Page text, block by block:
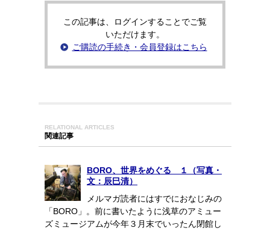
この記事は、ログインすることでご覧
いただけます。
ご購読の手続き・会員登録はこちら
RELATIONAL ARTICLES
関連記事
BORO、世界をめぐる １（写真・
文：辰巳清）
メルマガ読者にはすでにおなじみの
「BORO」。前に書いたように浅草のアミュー
ズミュージアムが今年３月末でいったん閉館し